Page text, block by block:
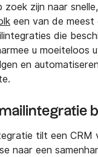
zoek zijn naar
een van de meest
die
u moeiteloos
en
tilt een CRM
naar een